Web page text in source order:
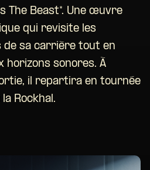
The Beast*. Une œuvre
qui revisite les
sa carrière tout en
horizons sonores. À
il repartira en tournée
Rockhal.